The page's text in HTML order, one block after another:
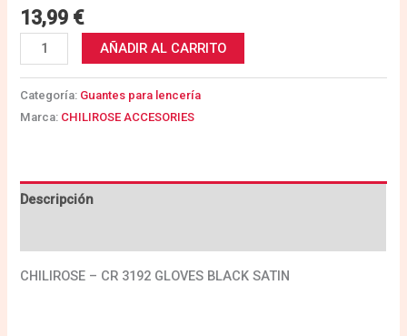
13,99 €
AÑADIR AL CARRITO
Categoría: Guantes para lencería
Marca: CHILIROSE ACCESORIES
Descripción
CHILIROSE – CR 3192 GLOVES BLACK SATIN